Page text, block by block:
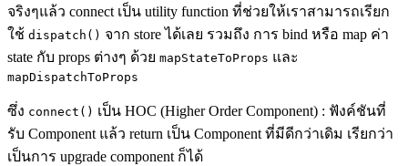
จริงๆแล้ว connect เป็น utility function ที่ช่วยให้เราสามารถเรียก
ใช้ dispatch() จาก store ได้เลย รวมถึง การ bind หรือ map ค่า
state กับ props ต่างๆ ด้วย mapStateToProps และ
mapDispatchToProps
ซึ่ง connect() เป็น HOC (Higher Order Component) : ฟังค์ชันที่
รับ Component แล้ว return เป็น Component ที่มีดีกว่าเดิม เรียกว่า
เป็นการ upgrade component ก็ได้